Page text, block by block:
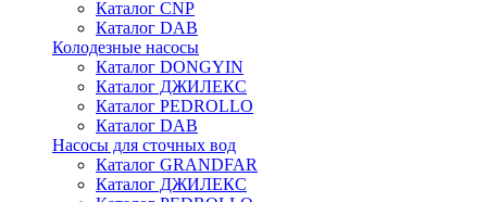
Каталог CNP
Каталог DAB
Колодезные насосы
Каталог DONGYIN
Каталог ДЖИЛЕКС
Каталог PEDROLLO
Каталог DAB
Насосы для сточных вод
Каталог GRANDFAR
Каталог ДЖИЛЕКС